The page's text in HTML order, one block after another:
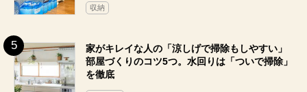
収納
家がキレイな人の「涼しげで掃除もしやすい」
部屋づくりのコツ5つ。水回りは「ついで掃除」
を徹底